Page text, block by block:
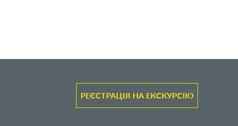
РЕЄСТРАЦІЯ НА ЕКСКУРСІЮ